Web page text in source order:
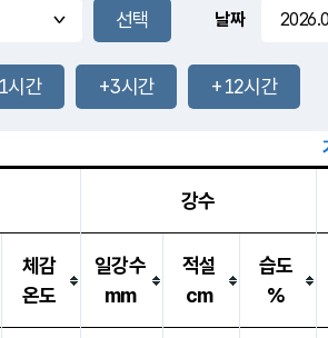
-mm
-mm
34.9℃
1.3m/s
-mm
-mm
날짜
시간 +3시간 +12시간
강수
체감
온도
일강수
mm
적설
cm
습도
%